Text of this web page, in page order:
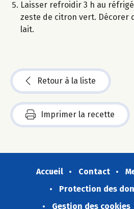
Laisser refroidir 3 h au
zeste de citron vert. Décorer
lait.
Retour à la liste
Imprimer la recette
Accueil Contact
Protection des
Gestion des cookies